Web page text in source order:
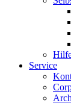
Service